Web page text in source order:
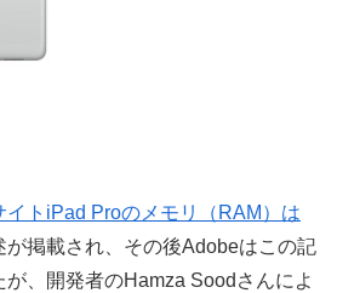
イトiPad Proのメモリ（RAM）は
が掲載され、その後Adobeはこの記
、開発者のHamza Soodさんによ